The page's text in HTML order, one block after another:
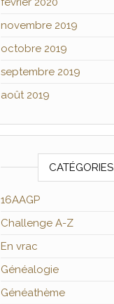
novembre 2019
octobre 2019
septembre 2019
août 2019
CATÉGORIES
16AAGP
Challenge A-Z
En vrac
Généalogie
Généathème